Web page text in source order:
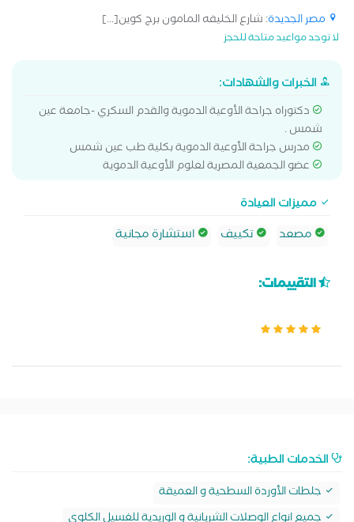
مصر الجديدة: شارع الخليفه المامون برج كوين[...]
لا توجد مواعيد متاحة للحجز
الخبرات والشهادات:
دكتوراه جراحة الأوعية الدموية والقدم السكري -جامعة عين
شمس .
مدرس جراحة الأوعية الدموية بكلية طب عين شمس
عضو الجمعية المصرية لعلوم الأوعية الدموية
مميزات العيادة
مصعد
تكييف استشارة مجانية
التقييمات:
الخدمات الطبية:
جلطات الأوردة السطحية و العميقة